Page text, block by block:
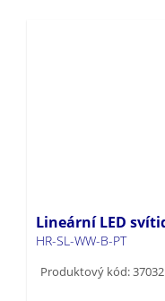
Lineární LED
HR-SL-WW-B-PT
Produktový kód: 37032